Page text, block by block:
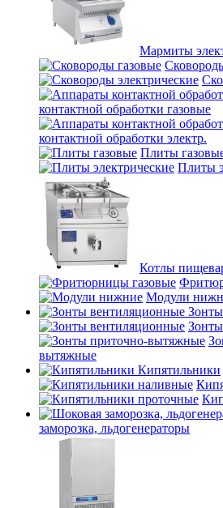
Мармиты
контактной обработки газовые
контактной обработки электр.
Плиты
Плиты
Котлы
Модули
вытяжные
Кипятильники
заморозка, льдогенераторы